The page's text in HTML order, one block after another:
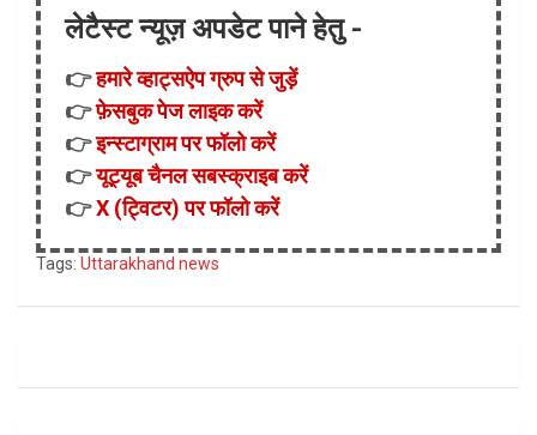
लेटैस्ट न्यूज़ अपडेट पाने हेतु -
👉हमारे व्हाट्सऐप ग्रुप से जुड़ें
👉फ़ेसबुक पेज लाइक करें
👉इन्स्टाग्राम पर फॉलो करें
👉यूट्यूब चैनल सबस्क्राइब करें
👉X (ट्विटर) पर फॉलो करें
Tags: Uttarakhand news